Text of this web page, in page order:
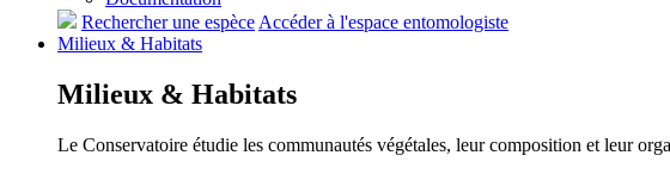
Rechercher une espèce Accéder à l'espace entomologiste
Milieux & Habitats
Milieux & Habitats
Le Conservatoire étudie les communautés végétales, leur composition et leur